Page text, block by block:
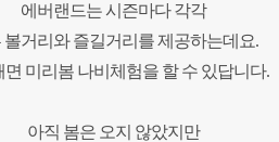
에버랜드는 시즌마다각각
볼거리와 즐길거리를 제공하는데요.
면 미리봄 나비체험을 할 수 있답니다.
아직 봄은 오지 않았지만